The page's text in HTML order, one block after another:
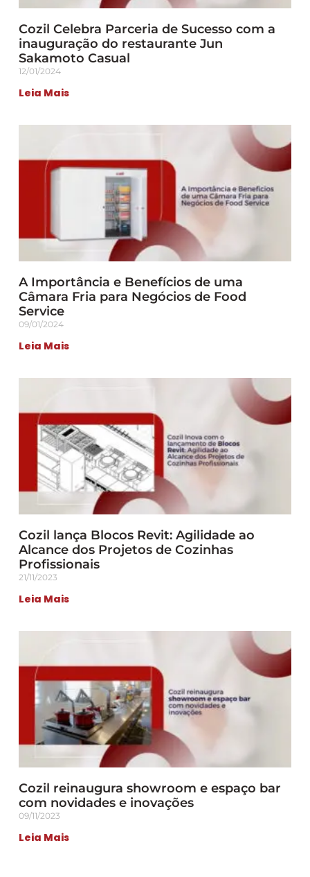
Cozil Celebra Parceria de Sucesso com a
inauguração do restaurante Jun
Sakamoto Casual
12/01/2024
Leia Mais
A Importância e Benefícios de uma
Câmara Fria para Negócios de Food
Service
09/01/2024
Leia Mais
Cozil lança Blocos Revit: Agilidade ao
Alcance dos Projetos de Cozinhas
Profissionais
21/11/2023
Leia Mais
Cozil reinaugura showroom e espaço bar
com novidades e inovações
09/11/2023
Leia Mais